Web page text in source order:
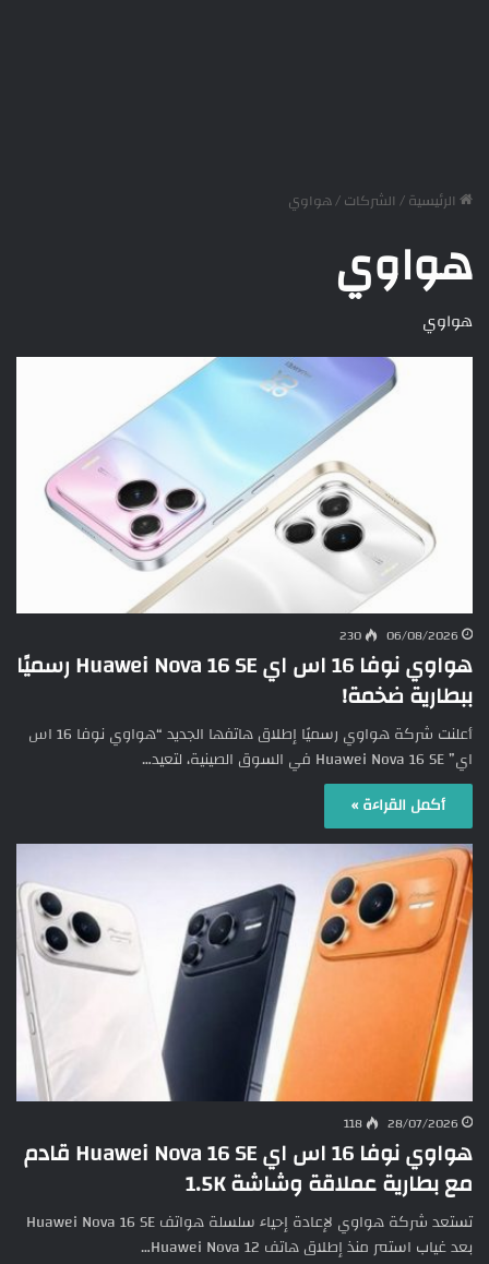
الرئيسية/ الشركات/هواوي
هواوي
هواوي
06/08/2026
230
هواوي نوفا 16 اس اي Huawei Nova 16 SE رسميًا
ببطارية ضخمة!
أعلنت شركة هواوي رسميًا إطلاق هاتفها الجديد “هواوي نوفا 16 اس
اي” Huawei Nova 16 SE في السوق الصينية، لتعيد…
أكمل القراءة »
28/07/2026
118
هواوي نوفا 16 اس اي Huawei Nova 16 SE قادم
مع بطارية عملاقة وشاشة 1.5K
تستعد شركة هواوي لإعادة إحياء سلسلة هواتف Huawei Nova 16 SE
بعد غياب استمر منذ إطلاق هاتف Huawei Nova 12…